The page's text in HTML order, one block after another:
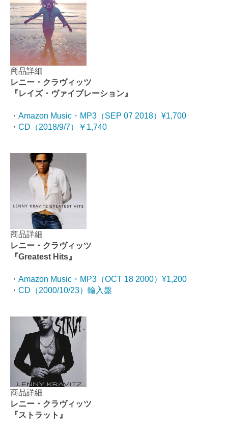
商品詳細
レニー・クラヴィッツ
『レイズ・ヴァイブレーション』
・ Amazon Music・MP3（SEP 07 2018）¥1,700
・ CD（2018/9/7）￥1,740
商品詳細
レニー・クラヴィッツ
『Greatest Hits』
・ Amazon Music・MP3（OCT 18 2000）¥1,200
・ CD（2000/10/23）輸入盤
商品詳細
レニー・クラヴィッツ
『ストラット』